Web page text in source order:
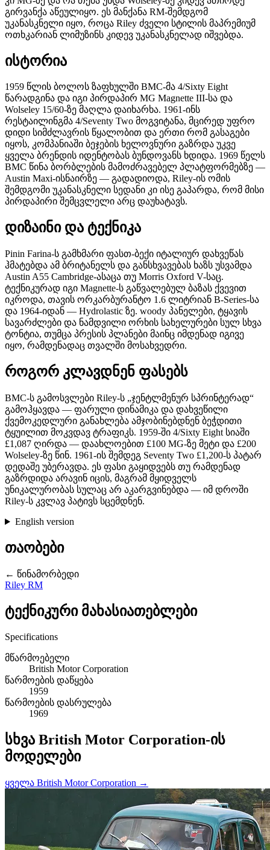
გირვანქა აწეულიყო. ეს მანქანა RM-შემდგომ
უკანასკნელი იყო, როცა Riley ძველი სტილის მაპრემიუმ
ოთხკარიან ლიმუზინს კიდევ უკანასკნელად იშვებდა.
ისტორია
1959 წლის ბოლოს ზაფხულში BMC-მა 4/Sixty Eight
წარადგინა და იგი პირდაპირ MG Magnette III-სა და
Wolseley 15/60-ზე მაღლა დაიხარხა. 1961-ინს
რესტაილინგმა 4/Seventy Two მოგვიტანა, მცირედ უფრო
დიდი სიმძლავრის წყალობით და ერთი რომ გასაგები
იყოს, კომპანიაში ბეჯების ხელოვნური გაზრდა უკვე
ყველა ბრენდის იდენტობას ბუნდოვანს ხდიდა. 1969 წელს
BMC წინა ბორბლების მამოძრავებელ პლატფორმებზე —
Austin Maxi-ისნაირზე — გადადიოდა, Riley-ის ომის
შემდგომი უკანასკნელი სედანი კი ისე გაპარდა, რომ მისი
პირდაპირი შემცვლელი არც დაუხატავს.
დიზაინი და ტექნიკა
Pinin Farina-ს გამხმარი ფასთ-ბექი იტალიურ დახვეწას
ჰმატებდა ამ ბრიტანელს და განსხვავებას ხაზს უსვამდა
Austin A55 Cambridge-ასაცა თუ Morris Oxford V-საც.
ტექნიკურად იგი Magnette-ს გაწვალებულ ბაზას ქვევით
იკროდა, თავის ორკარბურანტო 1.6 ლიტრიან B-Series-სა
და 1964-იდან — Hydrolastic ზე. woody პანელები, ტყავის
სავარძლები და ნამდვილი ორხის სახელურები სულ სხვა
ტონტია, თუმცა პრესის პლანები მაინც იმდენად იგივე
იყო, რამდენადაც თვალში მოსახვედრი.
როგორ კლავდნენ ფასებს
BMC-ს გამოსვლები Riley-ს „ჯენტლმენურ სპრინტერად“
გამოჰყავდა — ფარული დინამიკა და დახვეწილი
ქვემოკედლური განახლება ამჯობინებდნენ ბეჭდითი
ტყუილით მოკვდავ ტრაფიკს. 1959-ში 4/Sixty Eight სიაში
£1,087 ღირდა — დაახლოებით £100 MG-ზე მეტი და £200
Wolseley-ზე წინ. 1961-ის შემდეგ Seventy Two £1,200-ს პატარ
დედაშე უბერავდა. ეს ფასი გაყიდვებს თუ რამდენად
გაზრდიდა არავინ იცის, მაგრამ მყიდველს
უნიკალურობას სულაც არ აკარგვინებდა — იმ დროში
Riley-ს კვლავ პატივს სცემდნენ.
English version
თაობები
← წინამორბედი
Riley RM
ტექნიკური მახასიათებლები
Specifications
მწარმოებელი
British Motor Corporation
წარმოების დაწყება
1959
წარმოების დასრულება
1969
სხვა British Motor Corporation-ის
მოდელები
ყველა British Motor Corporation →